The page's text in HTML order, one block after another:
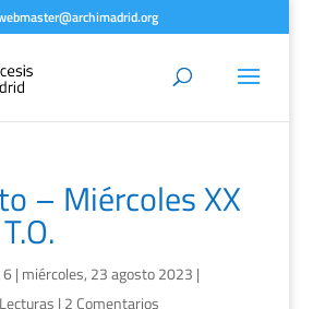
– Miércoles XX
| miércoles, 23 agosto 2023 |
| 2 Comentarios